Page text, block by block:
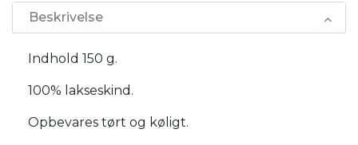
Beskrivelse
Indhold 150 g.
100% lakseskind.
Opbevares tørt og køligt.